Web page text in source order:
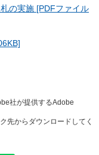
の実施 [PDFファイル
社が提供するAdobe
先からダウンロードしてく